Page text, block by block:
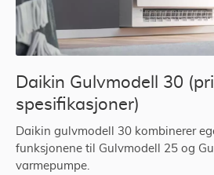
Daikin Gulvmodell 30
spesifikasjoner)
Daikin gulvmodell 30 kombinerer
funksjonene til Gulvmodell 25 og
varmepumpe.